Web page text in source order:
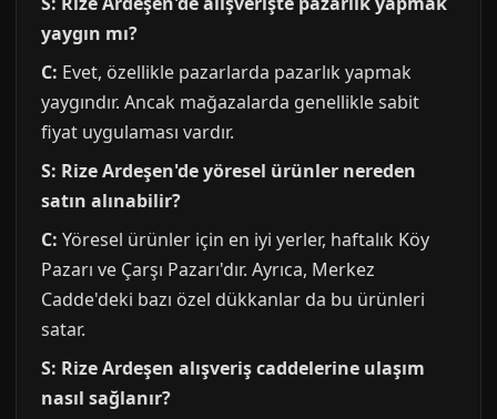
yaygın mı?
C: Evet, özellikle pazarlarda pazarlık yapmak
yaygındır. Ancak mağazalarda genellikle sabit
fiyat uygulaması vardır.
S: Rize Ardeşen'de yöresel ürünler nereden
satın alınabilir?
C: Yöresel ürünler için en iyi yerler, haftalık Köy
Pazarı ve Çarşı Pazarı'dır. Ayrıca, Merkez
Cadde'deki bazı özel dükkanlar da bu ürünleri
satar.
S: Rize Ardeşen alışveriş caddelerine ulaşım
nasıl sağlanır?